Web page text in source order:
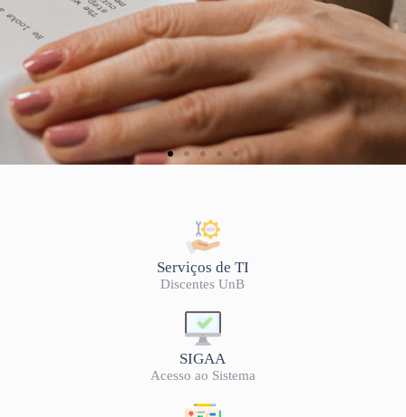
LISTA DE OFERTA
2026/2
Serviços de TI
Discentes UnB
SIGAA
Acesso ao Sistema